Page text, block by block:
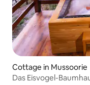
Cottage in Mussoorie
Das Eisvogel-